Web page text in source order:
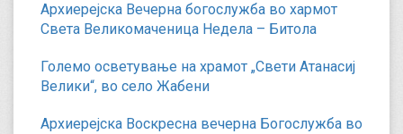
Архиерејска Вечерна богослужба во хармот
Света Великомаченица Недела – Битола
Големо осветување на храмот „Свети Атанасиј
Велики“, во село Жабени
Архиерејска Воскресна вечерна Богослужба во